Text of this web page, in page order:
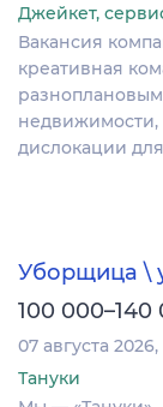
Джейкет,
Вакансия
креативная
недвижимости,
дислокации
Уборщица \
100 000–140
07 августа 2026
Тануки